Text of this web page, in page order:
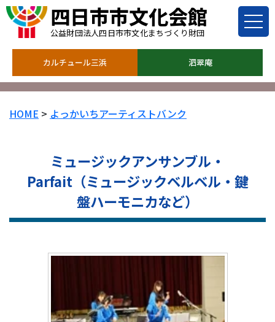
四日市市文化会館
公益財団法人四日市市文化まちづくり財団
カルチュール三浜 泗翠庵
HOME > よっかいちアーティストバンク
ミュージックアンサンブル・
Parfait（ミュージックベルベル・鍵
盤ハーモニカなど）